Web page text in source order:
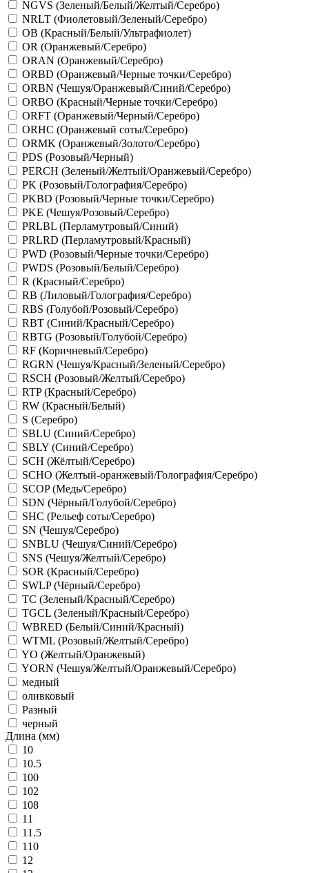
NGVS (Зеленый/Белый/Желтый/Серебро)
NRLT (Фиолетовый/Зеленый/Серебро)
OB (Красный/Белый/Ультрафиолет)
OR (Оранжевый/Серебро)
ORAN (Оранжевый/Серебро)
ORBD (Оранжевый/Черные точки/Серебро)
ORBN (Чешуя/Оранжевый/Синий/Серебро)
ORBO (Красный/Черные точки/Серебро)
ORFT (Оранжевый/Черный/Серебро)
ORHC (Оранжевый соты/Серебро)
ORMK (Оранжевый/Золото/Серебро)
PDS (Розовый/Черный)
PERCH (Зеленый/Желтый/Оранжевый/Серебро)
PK (Розовый/Голография/Серебро)
PKBD (Розовый/Черные точки/Серебро)
PKE (Чешуя/Розовый/Серебро)
PRLBL (Перламутровый/Синий)
PRLRD (Перламутровый/Красный)
PWD (Розовый/Черные точки/Серебро)
PWDS (Розовый/Белый/Серебро)
R (Красный/Серебро)
RB (Лиловый/Голография/Серебро)
RBS (Голубой/Розовый/Серебро)
RBT (Синий/Красный/Серебро)
RBTG (Розовый/Голубой/Серебро)
RF (Коричневый/Серебро)
RGRN (Чешуя/Красный/Зеленый/Серебро)
RSCH (Розовый/Желтый/Серебро)
RTP (Красный/Серебро)
RW (Красный/Белый)
S (Серебро)
SBLU (Синий/Серебро)
SBLY (Синий/Серебро)
SCH (Жёлтый/Серебро)
SCHO (Желтый-оранжевый/Голография/Серебро)
SCOP (Медь/Серебро)
SDN (Чёрный/Голубой/Серебро)
SHC (Рельеф соты/Серебро)
SN (Чешуя/Серебро)
SNBLU (Чешуя/Синий/Серебро)
SNS (Чешуя/Желтый/Серебро)
SOR (Красный/Серебро)
SWLP (Чёрный/Серебро)
TC (Зеленый/Красный/Серебро)
TGCL (Зеленый/Красный/Серебро)
WBRED (Белый/Синий/Красный)
WTML (Розовый/Желтый/Серебро)
YO (Желтый/Оранжевый)
YORN (Чешуя/Желтый/Оранжевый/Серебро)
медный
оливковый
Разный
черный
Длина (мм)
10
10.5
100
102
108
11
11.5
110
12